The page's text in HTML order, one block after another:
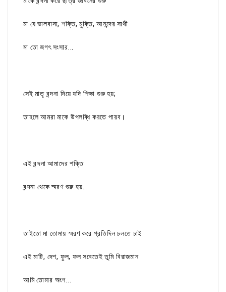
মা যে ভালবাসা, শক্তি, মুক্তি, আনন্দের সাথী
মা তো জগৎ সংসার...
সেই মাতৃ বন্দনা দিয়ে যদি শিক্ষা শুরু হয়;
তাহলে আমরা মাকে উপলব্ধি করতে পারব।
এই বন্দনা আমাদের শক্তি
বন্দনা থেকে স্মরণ শুরু হয়...
তাইতো মা তোমায় স্মরণ করে প্রতিদিন চলতে চাই
এই মাটি, দেশ, ফুল, ফল সবেতেই তুমি বিরাজমান
আমি তোমার অংশ...